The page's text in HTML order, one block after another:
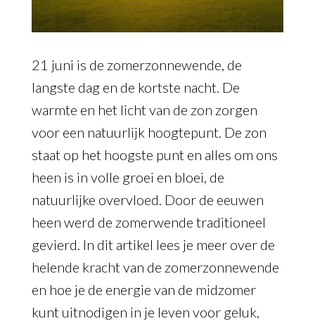
21 juni is de zomerzonnewende, de
langste dag en de kortste nacht. De
warmte en het licht van de zon zorgen
voor een natuurlijk hoogtepunt. De zon
staat op het hoogste punt en alles om ons
heen is in volle groei en bloei, de
natuurlijke overvloed. Door de eeuwen
heen werd de zomerwende traditioneel
gevierd. In dit artikel lees je meer over de
helende kracht van de zomerzonnewende
en hoe je de energie van de midzomer
kunt uitnodigen in je leven voor geluk,